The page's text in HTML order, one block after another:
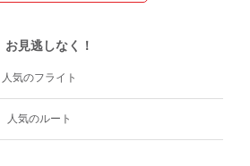
お見逃しなく！
人気のフライト
人気のルート